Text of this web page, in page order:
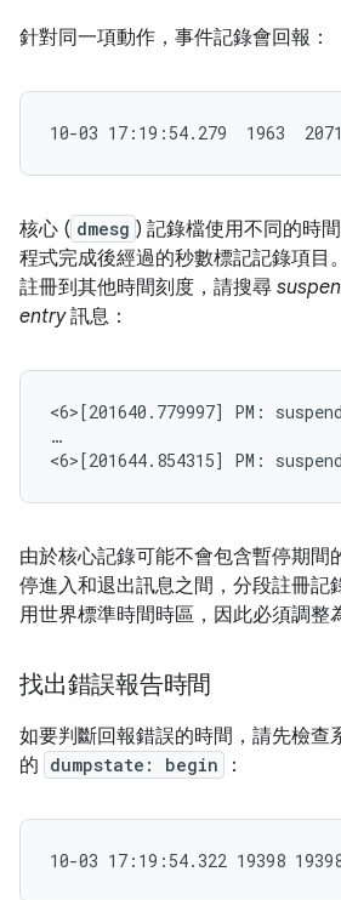
針對同一項動作，事件記錄會回報：
10-03 17:19:54.279  1963
核心 ( dmesg ) 記錄檔使用不同的時
程式完成後經過的秒數標記記錄項目
註冊到其他時間刻度，請搜尋
entry訊息：
<6>[201640.779997] PM:
…
<6>[201644.854315] PM:
由於核心記錄可能不會包含暫停期間
停進入和退出訊息之間，分段註冊記
用世界標準時間時區，因此必須調整
找出錯誤報告時間
如要判斷回報錯誤的時間，請先檢查
的 dumpstate: begin ：
10-03 17:19:54.322 19398